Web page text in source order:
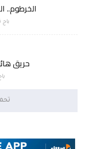
الخرطوم..
باج
حريق